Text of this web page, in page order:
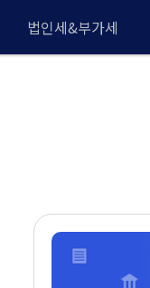
법인세&부가세